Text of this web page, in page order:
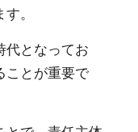
。
代となってお
ことが重要で